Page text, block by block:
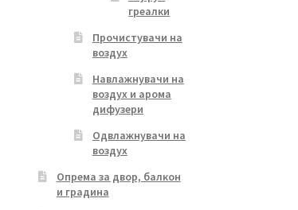
греалки
Прочистувачи на
воздух
Навлажнувачи на
воздух и арома
дифузери
Одвлажнувачи на
воздух
Опрема за двор, балкон
и градина